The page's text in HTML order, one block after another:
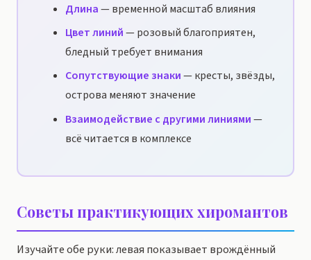
Длина— временной масштаб влияния
Цвет линий— розовый благоприятен,
бледный требует внимания
Сопутствующие знаки— кресты, звёзды,
острова меняют значение
Взаимодействие с другими линиями—
всё читается в комплексе
Советы практикующих хиромантов
Изучайте обе руки: левая показывает врождённый